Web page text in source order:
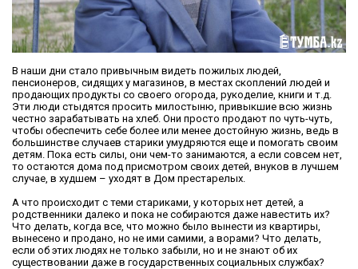
В наши дни стало привычным видеть пожилых людей,
пенсионеров, сидящих у магазинов, в местах скоплений людей и
продающих продукты со своего огорода, рукоделие, книги и т.д.
Эти люди стыдятся просить милостыню, привыкшие всю жизнь
честно зарабатывать на хлеб. Они просто продают по чуть-чуть,
чтобы обеспечить себе более или менее достойную жизнь, ведь в
большинстве случаев старики умудряются еще и помогать своим
детям. Пока есть силы, они чем-то занимаются, а если совсем нет,
то остаются дома под присмотром своих детей, внуков в лучшем
случае, в худшем – уходят в Дом престарелых.
А что происходит с теми стариками, у которых нет детей, а
родственники далеко и пока не собираются даже навестить их?
Что делать, когда все, что можно было вынести из квартиры,
вынесено и продано, но не ими самими, а ворами? Что делать,
если об этих людях не только забыли, но и не знают об их
существовании даже в государственных социальных службах?